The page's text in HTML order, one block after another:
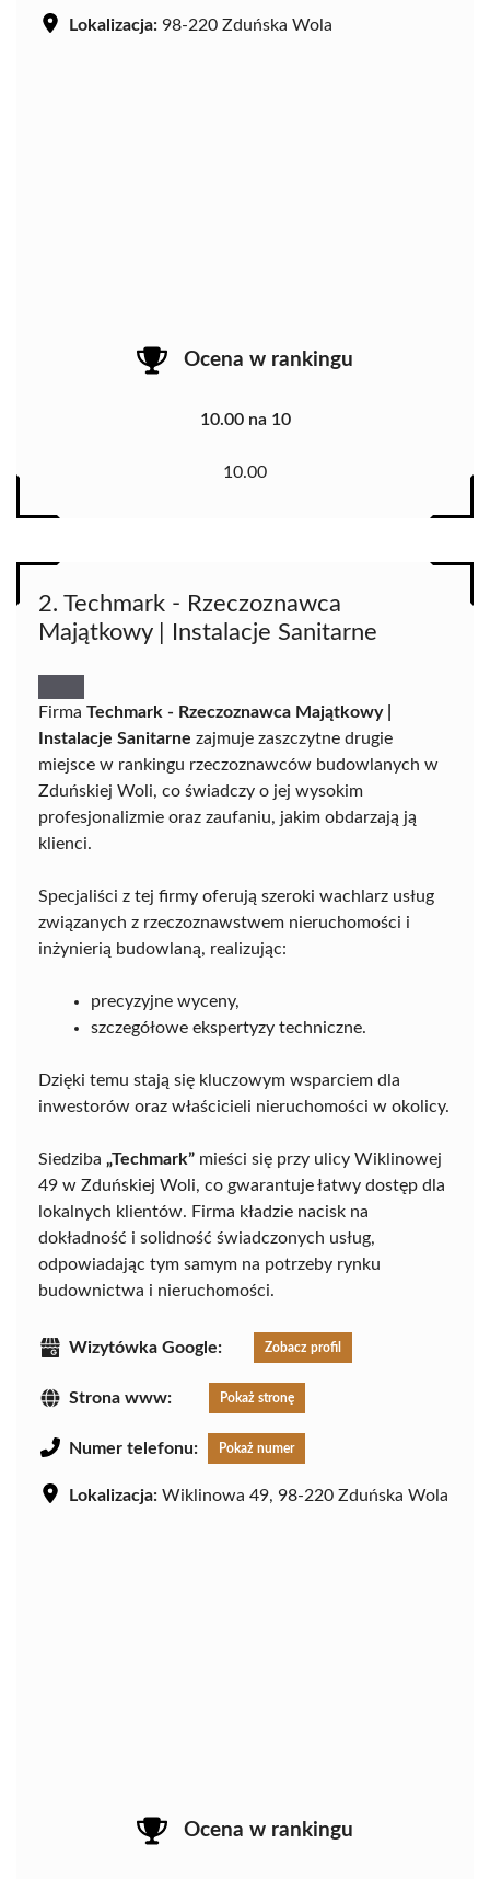
Lokalizacja: 98-220 Zduńska Wola
Ocena w rankingu
10.00 na 10
10.00
2. Techmark - Rzeczoznawca
Majątkowy | Instalacje Sanitarne
Firma Techmark - Rzeczoznawca Majątkowy |
Instalacje Sanitarne zajmuje zaszczytne drugie
miejsce w rankingu rzeczoznawców budowlanych w
Zduńskiej Woli, co świadczy o jej wysokim
profesjonalizmie oraz zaufaniu, jakim obdarzają ją
klienci.
Specjaliści z tej firmy oferują szeroki wachlarz usług
związanych z rzeczoznawstwem nieruchomości i
inżynierią budowlaną, realizując:
precyzyjne wyceny,
szczegółowe ekspertyzy techniczne.
Dzięki temu stają się kluczowym wsparciem dla
inwestorów oraz właścicieli nieruchomości w okolicy.
Siedziba „Techmark” mieści się przy ulicy Wiklinowej
49 w Zduńskiej Woli, co gwarantuje łatwy dostęp dla
lokalnych klientów. Firma kładzie nacisk na
dokładność i solidność świadczonych usług,
odpowiadając tym samym na potrzeby rynku
budownictwa i nieruchomości.
Wizytówka Google: Zobacz profil
Strona www: Pokaż stronę
Numer telefonu: Pokaż numer
Lokalizacja: Wiklinowa 49, 98-220 Zduńska Wola
Ocena w rankingu